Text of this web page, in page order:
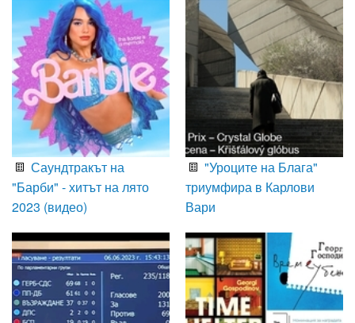
Саундтракът на
"Барби" - хитът на лято
2023 (видео)
"Уроците на Блага"
триумфира в Карлови
Вари